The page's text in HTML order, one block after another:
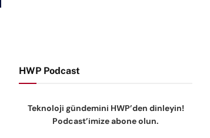
HWP Podcast
Teknoloji gündemini HWP’den dinleyin!
Podcast’imize abone olun.